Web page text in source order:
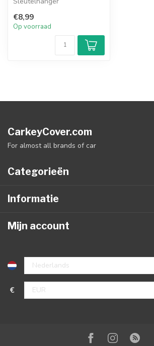
€8,99
Op voorraad
CarkeyCover.com
For almost all brands of car
Categorieën
Informatie
Mijn account
€